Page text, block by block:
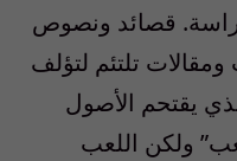
قصائد ونصوص
تلتئم لتؤلف
يقتحم الأصول
ولكن اللعب